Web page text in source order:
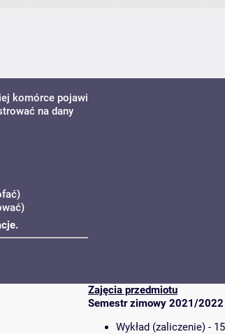
komórce pojawi
na dany
Zajęcia przedmiotu
Semestr zimowy 2021/2022
Wykład (zaliczenie) -